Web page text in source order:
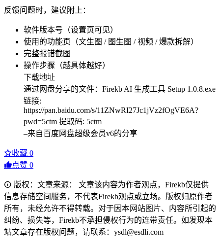
反馈问题时，建议附上：
软件版本号（设置页可见）
使用的功能页（文生图 / 图生图 / 视频 / 爆款拆解）
完整报错截图
操作步骤（越具体越好）
下载地址
通过网盘分享的文件：Firekb AI 生成工具 Setup 1.0.8.exe
链接:
https://pan.baidu.com/s/11ZNwRI27Jc1jVz2fOgVE6A?
pwd=5ctm 提取码: 5ctm
–来自百度网盘超级会员v6的分享
收藏 0
点赞 0
版权：文章来源： 文章该内容为作者观点，Firekb仅提供
信息存储空间服务，不代表Firekb观点或立场。版权归原作者
所有，未经允许不得转载。对于因本网站图片、内容所引起的
纠纷、损失等，Firekb不承担侵权行为的连带责任。如发现本
站文章存在版权问题，请联系：ysdl@esdli.com